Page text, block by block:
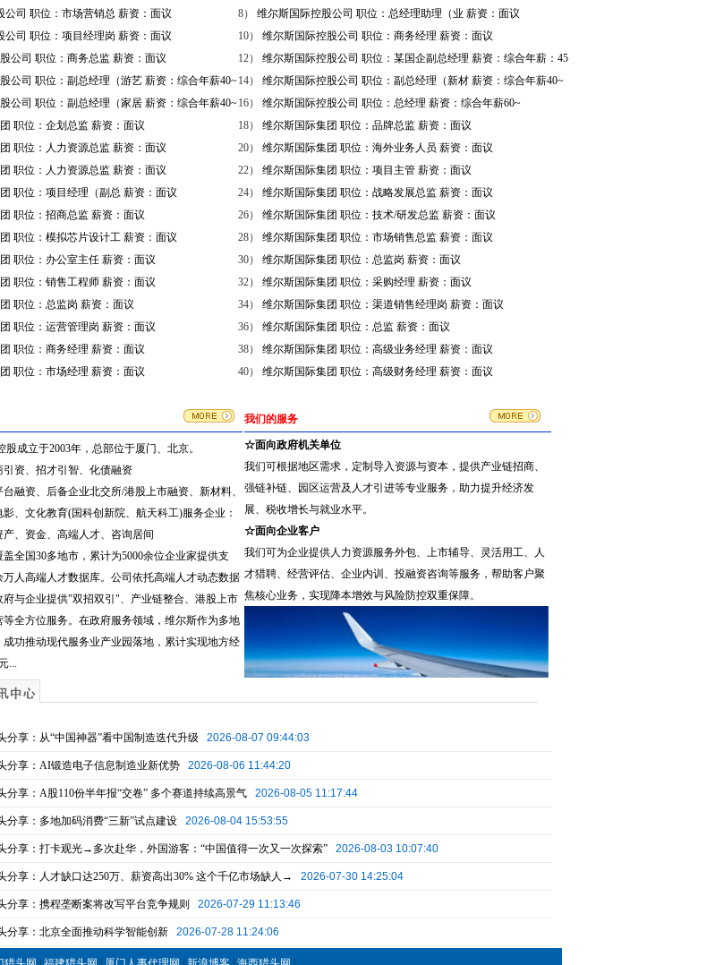
公司 职位：市场营销总 薪资：面议 8）
维尔斯国际控股公司 职位：总经理助理（业 薪资：面议
公司 职位：项目经理岗 薪资：面议 10）
维尔斯国际控股公司 职位：商务经理 薪资：面议
公司 职位：商务总监 薪资：面议 12）
维尔斯国际控股公司 职位：某国企副总经理 薪资：综合年薪：45
公司 职位：副总经理（游艺 薪资：综合年薪40~ 14）
维尔斯国际控股公司 职位：副总经理（新材 薪资：综合年薪40~
公司 职位：副总经理（家居 薪资：综合年薪40~ 16）
维尔斯国际控股公司 职位：总经理 薪资：综合年薪60~
职位：企划总监 薪资：面议 18）
维尔斯国际集团 职位：品牌总监 薪资：面议
职位：人力资源总监 薪资：面议 20）
维尔斯国际集团 职位：海外业务人员 薪资：面议
职位：人力资源总监 薪资：面议 22）
维尔斯国际集团 职位：项目主管 薪资：面议
职位：项目经理（副总 薪资：面议 24）
维尔斯国际集团 职位：战略发展总监 薪资：面议
职位：招商总监 薪资：面议 26）
维尔斯国际集团 职位：技术/研发总监 薪资：面议
职位：模拟芯片设计工 薪资：面议 28）
维尔斯国际集团 职位：市场销售总监 薪资：面议
职位：办公室主任 薪资：面议 30）
维尔斯国际集团 职位：总监岗 薪资：面议
职位：销售工程师 薪资：面议 32）
维尔斯国际集团 职位：采购经理 薪资：面议
职位：总监岗 薪资：面议 34）
维尔斯国际集团 职位：渠道销售经理岗 薪资：面议
职位：运营管理岗 薪资：面议 36）
维尔斯国际集团 职位：总监 薪资：面议
职位：商务经理 薪资：面议 38）
维尔斯国际集团 职位：高级业务经理 薪资：面议
职位：市场经理 薪资：面议 40） 维尔斯国际集团 职位：高级财务经理 薪资：面议
我们的服务
成立于2003年，总部位于厦门、北京。
引资、招才引智、化债融资
融资、后备企业北交所/港股上市融资、新材料、
、文化教育(国科创新院、航天科工)服务企业：
产、资金、高端人才、咨询居间
全国30多地市，累计为5000余位企业家提供支
万人高端人才数据库。公司依托高端人才动态数据
府与企业提供"双招双引"、产业链整合、港股上市
等全方位服务。在政府服务领域，维尔斯作为多地
成功推动现代服务业产业园落地，累计实现地方经
...
☆面向政府机关单位
我们可根据地区需求，定制导入资源与资本，提供产业链招商、
强链补链、园区运营及人才引进等专业服务，助力提升经济发
展、税收增长与就业水平。
☆面向企业客户
我们可为企业提供人力资源服务外包、上市辅导、灵活用工、人
才猎聘、经营评估、企业内训、投融资咨询等服务，帮助客户聚
焦核心业务，实现降本增效与风险防控双重保障。
分享：从“中国神器”看中国制造迭代升级 2026-08-07 09:44:03
分享：AI锻造电子信息制造业新优势 2026-08-06 11:44:20
分享：A股110份半年报“交卷” 多个赛道持续高景气 2026-08-05 11:17:44
分享：多地加码消费“三新”试点建设 2026-08-04 15:53:55
分享：打卡观光→多次赴华，外国游客：“中国值得一次又一次探索” 2026-08-03 10:07:40
分享：人才缺口达250万、薪资高出30% 这个千亿市场缺人→ 2026-07-30 14:25:04
分享：携程垄断案将改写平台竞争规则 2026-07-29 11:13:46
分享：北京全面推动科学智能创新 2026-07-28 11:24:06